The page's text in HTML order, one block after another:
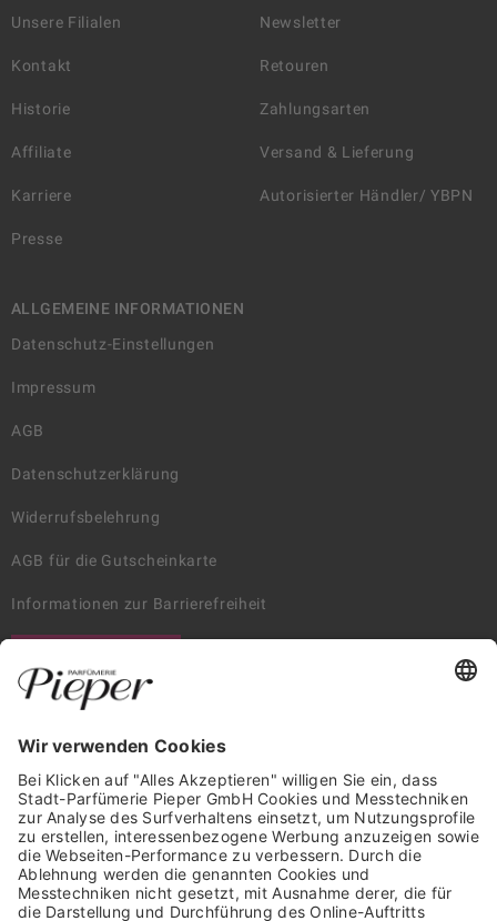
Unsere Filialen
Kontakt
Historie
Affiliate
Karriere
Presse
Newsletter
Retouren
Zahlungsarten
Versand & Lieferung
Autorisierter Händler/ YBPN
ALLGEMEINE INFORMATIONEN
Datenschutz-Einstellungen
Impressum
AGB
Datenschutzerklärung
Widerrufsbelehrung
AGB für die Gutscheinkarte
Informationen zur Barrierefreiheit
Trusted Shops Mitglied seit 2010